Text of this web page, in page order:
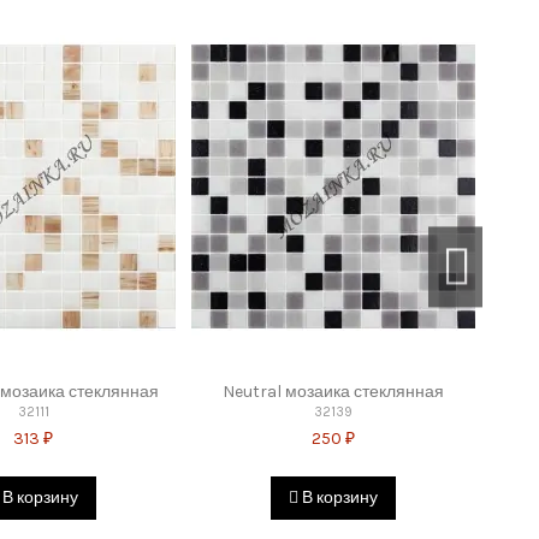
09, 8-969-199-49-90
49, 8-969-059-39-39
от службы доставки интернет-магазина причинам –
– 1800 руб.
- 2500 рублей + 35 рублей за 1 км. от МКАД. Доставка до
стеклянная
32111
313 ₽
В корзину
Neutral мозаика стеклянная
32139
250 ₽
В корзину